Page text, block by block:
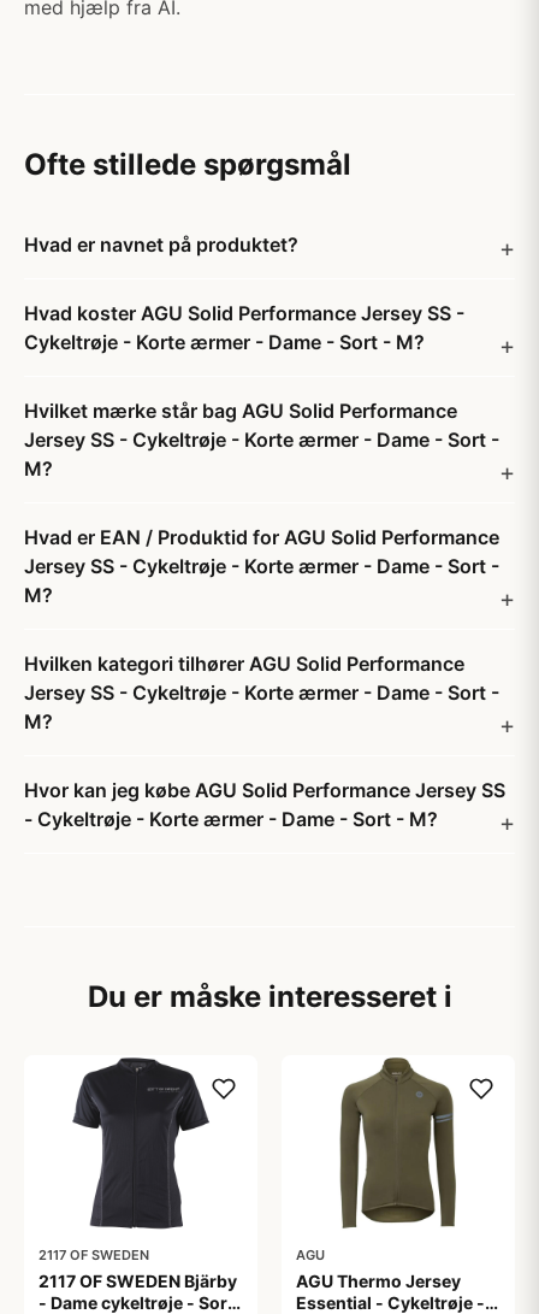
med hjælp fra AI.
Ofte stillede spørgsmål
Hvad er navnet på produktet?
Hvad koster AGU Solid Performance Jersey SS -
Cykeltrøje - Korte ærmer - Dame - Sort - M?
Hvilket mærke står bag AGU Solid Performance
Jersey SS - Cykeltrøje - Korte ærmer - Dame - Sort -
M?
Hvad er EAN / Produktid for AGU Solid Performance
Jersey SS - Cykeltrøje - Korte ærmer - Dame - Sort -
M?
Hvilken kategori tilhører AGU Solid Performance
Jersey SS - Cykeltrøje - Korte ærmer - Dame - Sort -
M?
Hvor kan jeg købe AGU Solid Performance Jersey SS
- Cykeltrøje - Korte ærmer - Dame - Sort - M?
Du er måske interesseret i
2117 OF SWEDEN
2117 OF SWEDEN Bjärby
- Dame cykeltrøje - Sort
AGU
AGU Thermo Jersey
Essential - Cykeltrøje -